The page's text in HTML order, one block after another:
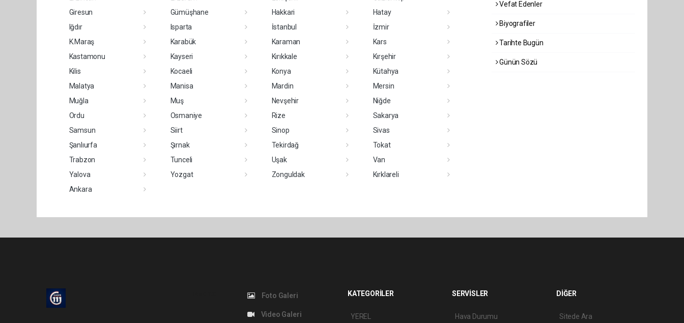
Giresun
Gümüşhane Hakkari
Hatay
Iğdır
Isparta İstanbul
İzmir
K.Maraş
Karabük Karaman
Kars
Kastamonu
Kayseri Kırıkkale
Kırşehir
Kilis
Kocaeli Konya
Kütahya
Malatya
Manisa Mardin
Mersin
Muğla
Muş Nevşehir
Niğde
Ordu
Osmaniye Rize
Sakarya
Samsun
Siirt Sinop
Sivas
Şanlıurfa
Şırnak Tekirdağ
Tokat
Trabzon
Tunceli Uşak
Van
Yalova
Yozgat Zonguldak
Kırklareli
Ankara
Vefat Edenler
Biyografiler
Tarihte Bugün
Günün Sözü
Foto Galeri
Video Galeri
KATEGORİLER
YEREL
SERVİSLER
Hava Durumu
DİĞER
Sitede Ara